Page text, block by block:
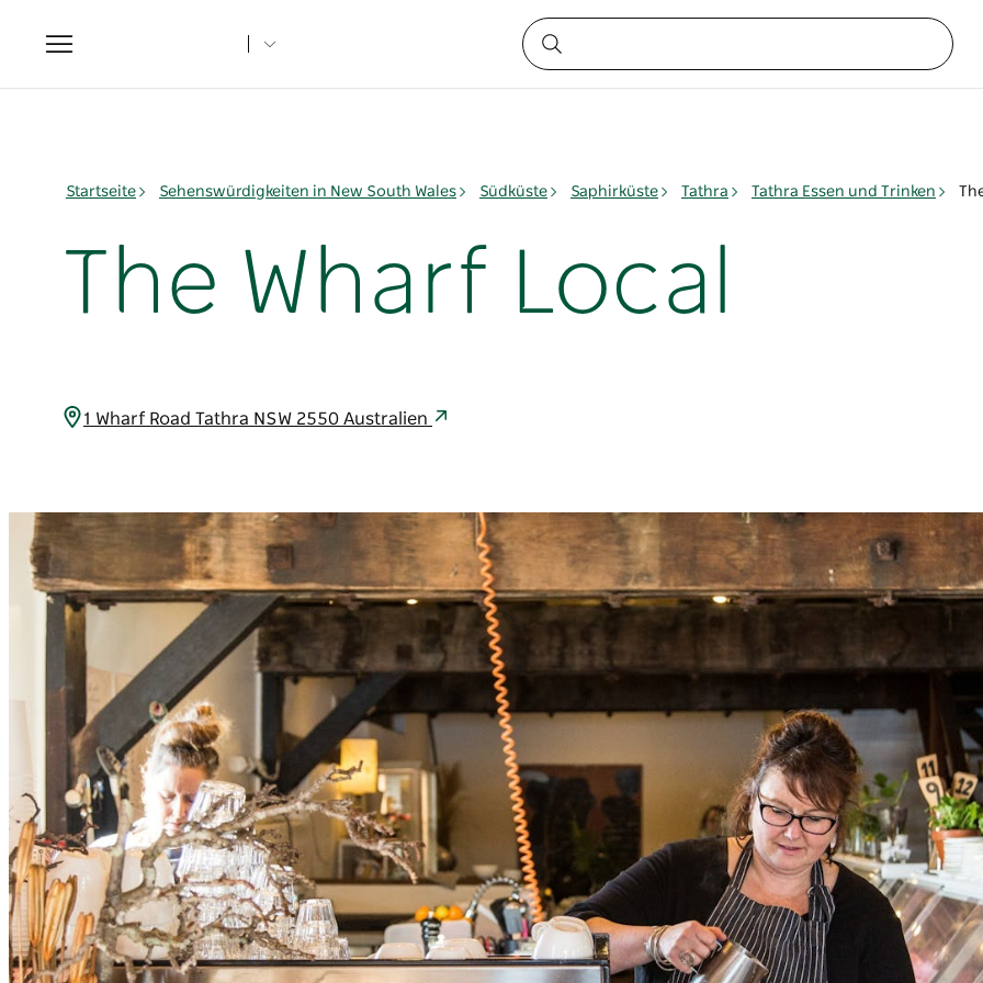
Toggle
navigation
Startseite Sehenswürdigkeiten in New South Wales Südküste Saphirküste Tathra Tathra Essen und Trinken
The Wharf Local
1 Wharf Road Tathra NSW 2550 Australien